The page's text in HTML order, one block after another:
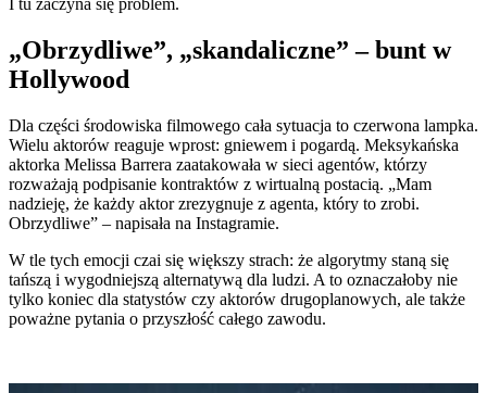
„Obrzydliwe”, „skandaliczne” – bunt w
Hollywood
Dla części środowiska filmowego cała sytuacja to czerwona lampka.
Wielu aktorów reaguje wprost: gniewem i pogardą. Meksykańska
aktorka Melissa Barrera zaatakowała w sieci agentów, którzy
rozważają podpisanie kontraktów z wirtualną postacią. „Mam
nadzieję, że każdy aktor zrezygnuje z agenta, który to zrobi.
Obrzydliwe” – napisała na Instagramie.
W tle tych emocji czai się większy strach: że algorytmy staną się
tańszą i wygodniejszą alternatywą dla ludzi. A to oznaczałoby nie
tylko koniec dla statystów czy aktorów drugoplanowych, ale także
poważne pytania o przyszłość całego zawodu.